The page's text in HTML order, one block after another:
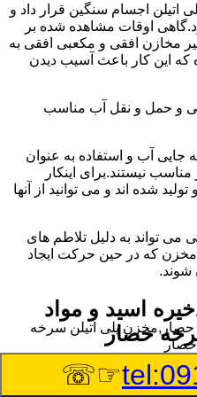
اتیلن اجسام سنگین قرار داد و
اوقات مشاهده شده بر
مخازن افقی و مکعبی افقی به
که این کار باعث آسیب دیدن
و حمل و نقل آب مناسب
جایی آب و استفاده به عنوان
نیستند.برای اینکار
شده اند و می توانید از آنها
می تواند به دلیل تلاطم های
مخزن که در حین حرکت ایجاد
اسید و مواد
حصار
به گونه ای تولید شوند که
خورندگی انواع اسیدها مقاومت
پلی اتیلن سرخه
☞☏